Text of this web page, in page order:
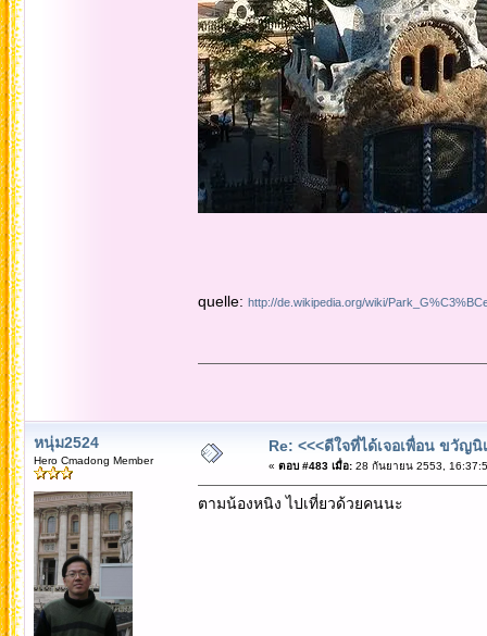
quelle: http://de.wikipedia.org/wiki/
หนุ่ม2524
Hero Cmadong Member
Re: <<<ดีใจที่ได้เจอเพื่อน ขวัญนิ
« ตอบ #483 เมื่อ:28 กันยายน 2553,
ตามน้องหนิง ไปเที่ยวด้วยคนนะ